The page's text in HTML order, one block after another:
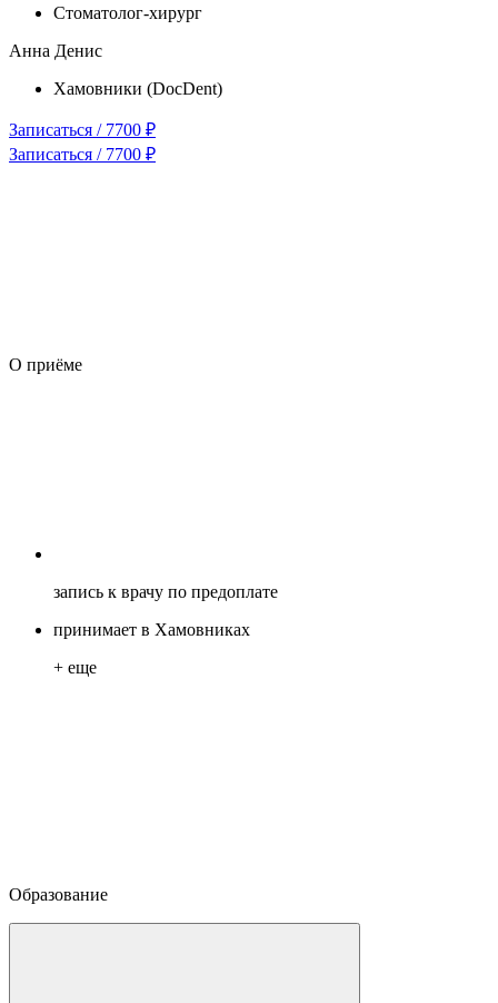
Стоматолог-хирург
Анна Денис
Хамовники (DocDent)
Записаться / 7700 ₽
Записаться / 7700 ₽
О приёме
запись к врачу по предоплате
принимает в Хамовниках
+ еще
Образование